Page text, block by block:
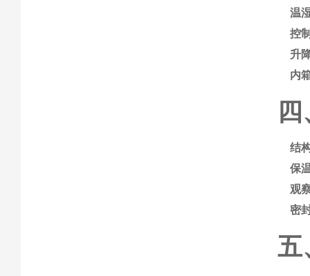
温
控
升
内
结
保
观
密
五